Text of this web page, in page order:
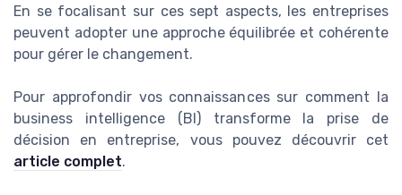
En se focalisant sur ces sept aspects, les entreprises
peuvent adopter une approche équilibrée et cohérente
pour gérer le changement.
Pour approfondir vos connaissances sur comment la
business intelligence (BI) transforme la prise de
décision en entreprise, vous pouvez découvrir cet
article complet.